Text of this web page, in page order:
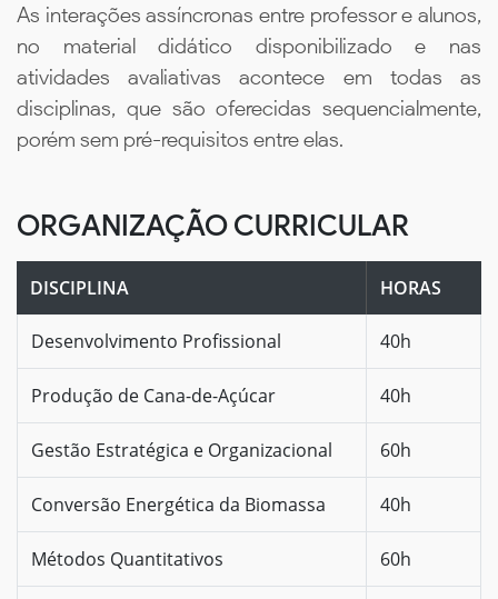
As interações assíncronas entre professor e alunos,
no material didático disponibilizado e nas
atividades avaliativas acontece em todas as
disciplinas, que são oferecidas sequencialmente,
porém sem pré-requisitos entre elas.
ORGANIZAÇÃO CURRICULAR
DISCIPLINA HORAS
Desenvolvimento Profissional 40h
Produção de Cana-de-Açúcar 40h
Gestão Estratégica e Organizacional 60h
Conversão Energética da Biomassa 40h
Métodos Quantitativos 60h